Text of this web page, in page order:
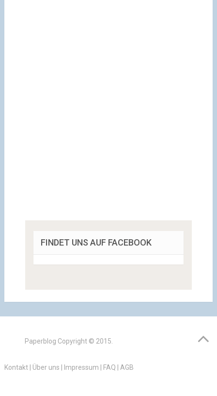
FINDET UNS AUF FACEBOOK
Paperblog Copyright © 2015.
Kontakt| Über uns Impressum FAQ AGB